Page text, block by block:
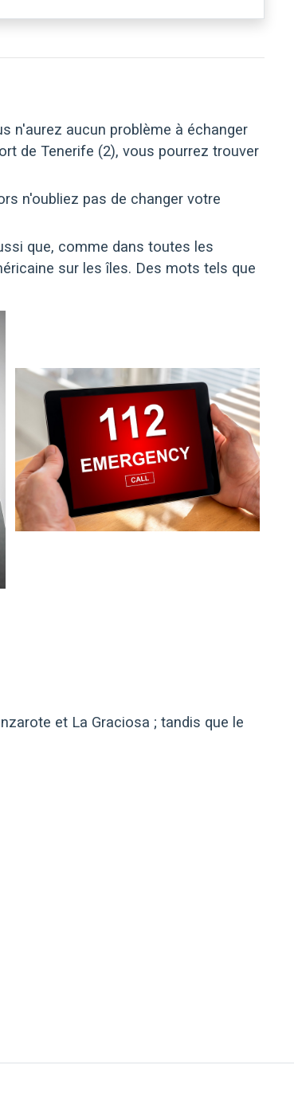
n'aurez aucun problème à échanger
de Tenerife (2), vous pourrez trouver
n'oubliez pas de changer votre
que, comme dans toutes les
sur les îles. Des mots tels que
et La Graciosa ; tandis que le